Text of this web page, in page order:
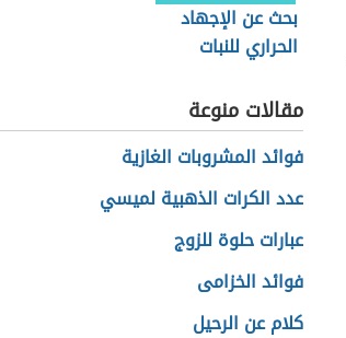
بحث عن الإجهاد
الحراري للنبات
مقالات منوعة
فوائد المشروبات الغازية
عدد الكرات الذهبية لميسي
عبارات حلوة للزوج
فوائد الخزامى
كلام عن الرحيل